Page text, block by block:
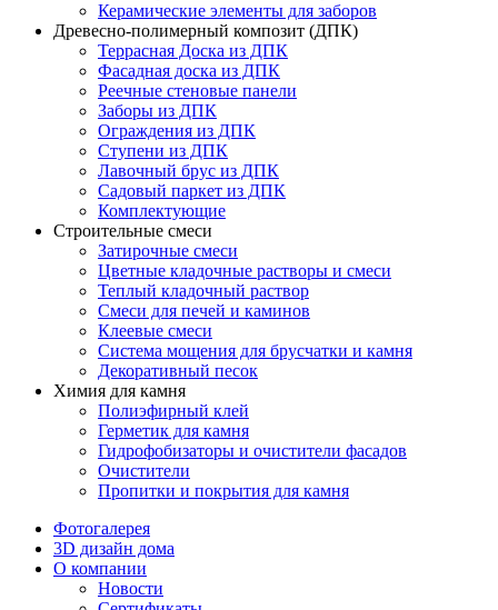
Керамические элементы для заборов
Древесно-полимерный композит (ДПК)
Террасная Доска из ДПК
Фасадная доска из ДПК
Реечные стеновые панели
Заборы из ДПК
Ограждения из ДПК
Ступени из ДПК
Лавочный брус из ДПК
Садовый паркет из ДПК
Комплектующие
Строительные смеси
Затирочные смеси
Цветные кладочные растворы и смеси
Теплый кладочный раствор
Смеси для печей и каминов
Клеевые смеси
Система мощения для брусчатки и камня
Декоративный песок
Химия для камня
Полиэфирный клей
Герметик для камня
Гидрофобизаторы и очистители фасадов
Очистители
Пропитки и покрытия для камня
Фотогалерея
3D дизайн дома
О компании
Новости